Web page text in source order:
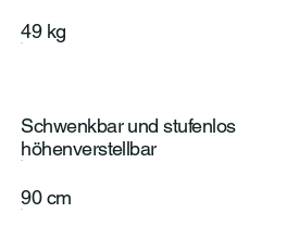
49 kg
Schwenkbar und stufenlos
höhenverstellbar
90 cm